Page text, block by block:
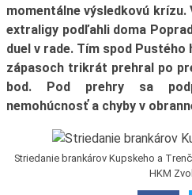
momentálne výsledkovú
extraligy podľahli doma
duel v rade. Tím spod
zápasoch trikrát prehral po
bod. Pod prehry sa
nemohúcnosť a chyby v
Striedanie brankárov Kupskeho a
HKM